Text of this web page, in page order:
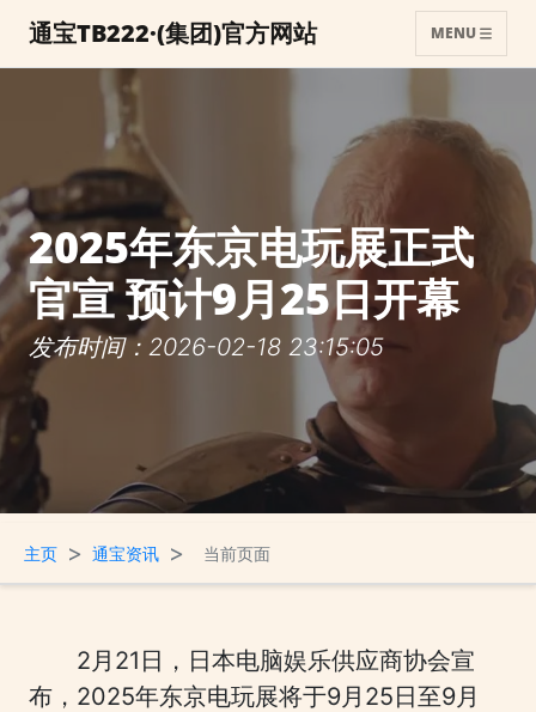
通宝TB222·(集团)官方网站 MENU
2025年东京电玩展正式
官宣 预计9月25日开幕
发布时间：2026-02-18 23:15:05
主页 > 通宝资讯 > 当前页面
2月21日，日本电脑娱乐供应商协会宣
布，2025年东京电玩展将于9月25日至9月